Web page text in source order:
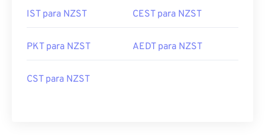
IST para NZST CEST para NZST
PKT para NZST AEDT para NZST
CST para NZST